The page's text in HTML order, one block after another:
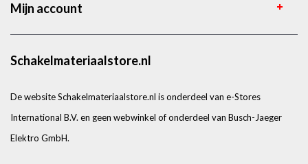
Mijn account
Schakelmateriaalstore.nl
De website Schakelmateriaalstore.nl is onderdeel van e-Stores
International B.V. en geen webwinkel of onderdeel van Busch-Jaeger
Elektro GmbH.